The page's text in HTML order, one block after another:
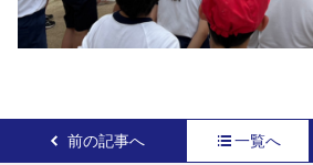
前の記事へ 一覧へ